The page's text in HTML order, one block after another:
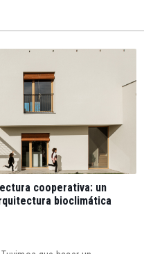
cooperativa: un
bioclimática